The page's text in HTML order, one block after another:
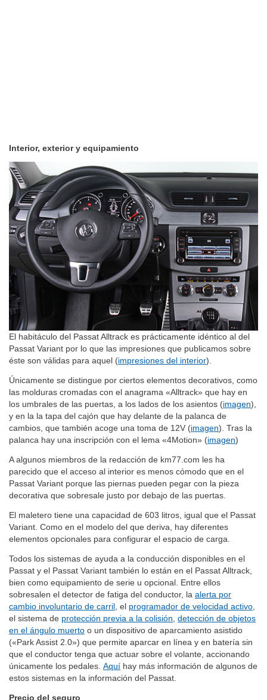
El habitáculo del Passat Alltrack es prácticamente idéntico al del
Passat Variant por lo que las impresiones que publicamos sobre
Únicamente se distingue por ciertos elementos decorativos, como
las molduras cromadas con el anagrama «Alltrack» que hay en
los umbrales de las puertas, a los lados de los asientos (imagen
y en la la tapa del cajón que hay delante de la palanca de
cambios, que también acoge una toma de 12V (imagen). Tras la
A algunos miembros de la redacción de km77.com les ha
parecido que el acceso al interior es menos cómodo que en el
Passat Variant porque las piernas pueden pegar con la pieza
El maletero tiene una capacidad de 603 litros, igual que el Passat
Variant. Como en el modelo del que deriva, hay diferentes
Todos los sistemas de ayuda a la conducción disponibles en el
Passat y el Passat Variant también lo están en el Passat Alltrack,
bien como equipamiento de serie u opcional. Entre ellos
sobresalen el detector de fatiga del conductor, laalerta por
cambio involuntario de carril, el programador de velocidad activo,
el sistema deprotección previa a la colisión,detección de objetos
en el ángulo muertoo un dispositivo de aparcamiento asistido
(«Park Assist 2.0») que permite aparcar en línea y en batería sin
que el conductor tenga que actuar sobre el volante, accionando
únicamente los pedales.Aquíhay más información de algunos de